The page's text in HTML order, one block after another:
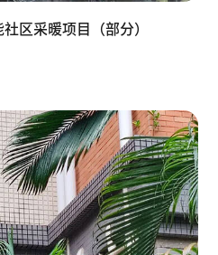
区采暖项目（部分）